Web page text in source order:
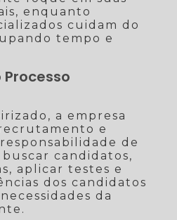
enquanto
cuidam do
tempo e
a empresa
e
de
candidatos,
aplicar testes e
dos candidatos
da